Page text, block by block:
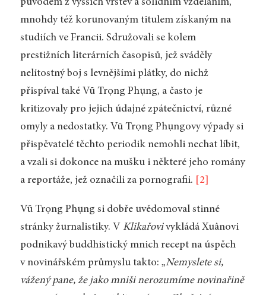
mnohdy též korunovaným titulem získaným na
studiích ve Francii. Sdružovali se kolem
prestižních literárních časopisů, jež sváděly
nelítostný boj s levnějšími plátky, do nichž
přispíval také Vũ Trọng Phụng, a často je
kritizovaly pro jejich údajné zpátečnictví, různé
omyly a nedostatky. Vũ Trọng Phụngovy výpady si
přispěvatelé těchto periodik nemohli nechat líbit,
a vzali si dokonce na mušku i některé jeho romány
a reportáže, jež označili za pornografii.
[2]
Vũ Trọng Phụng si dobře uvědomoval stinné
stránky žurnalistiky. V Klikařovivykládá Xuânovi
podnikavý buddhistický mnich recept na úspěch
v novinářském průmyslu takto: „Nemyslete si,
vážený pane, že jako mniši nerozumíme novinařině